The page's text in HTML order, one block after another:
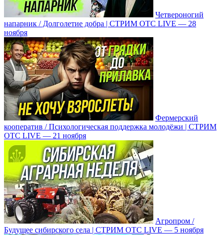
Четвероногий
напарник / Долголетие добра | СТРИМ ОТС LIVE — 28
ноября
Фермерский
кооператив / Психологическая поддержка молодёжи | СТРИМ
ОТС LIVE — 21 ноября
Агропром /
Будущее сибирского села | СТРИМ ОТС LIVE — 5 ноября